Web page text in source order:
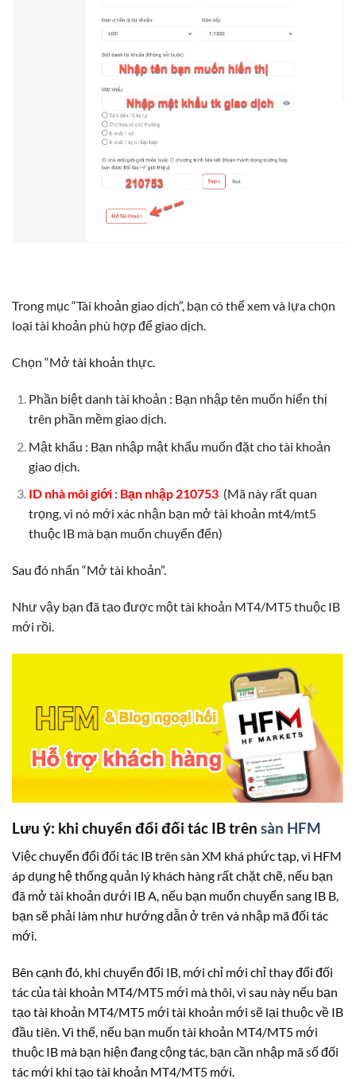
Trong mục “Tài khoản giao dịch”, bạn có thể xem và lựa chọn
loại tài khoản phù hợp để giao dịch.
Chọn “Mở tài khoản thực.
Phần biệt danh tài khoản : Bạn nhập tên muốn hiển thị
trên phần mềm giao dịch.
Mật khẩu : Bạn nhập mật khẩu muốn đặt cho tài khoản
giao dịch.
ID nhà môi giới : Bạn nhập 210753 (Mã này rất quan
trọng, vì nó mới xác nhận bạn mở tài khoản mt4/mt5
thuộc IB mà bạn muốn chuyển đến)
Sau đó nhấn “Mở tài khoản”.
Như vậy bạn đã tạo được một tài khoản MT4/MT5 thuộc IB
mới rồi.
Lưu ý: khi chuyển đổi đối tác IB trên sàn HFM
Việc chuyển đổi đối tác IB trên sàn XM khá phức tạp, vì HFM
áp dụng hệ thống quản lý khách hàng rất chặt chẽ, nếu bạn
đã mở tài khoản dưới IB A, nếu bạn muốn chuyển sang IB B,
bạn sẽ phải làm như hướng dẫn ở trên và nhập mã đối tác
mới.
Bên cạnh đó, khi chuyển đổi IB, mới chỉ mới chỉ thay đổi đối
tác của tài khoản MT4/MT5 mới mà thôi, vì sau này nếu bạn
tạo tài khoản MT4/MT5 mới tài khoản mới sẽ lại thuộc về IB
đầu tiên. Vì thế, nếu bạn muốn tài khoản MT4/MT5 mới
thuộc IB mà bạn hiện đang cộng tác, bạn cần nhập mã số đối
tác mới khi tạo tài khoản MT4/MT5 mới.